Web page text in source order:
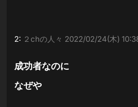
2: ２chの人々 2022/02/24(木)
成功者なのに
なぜや